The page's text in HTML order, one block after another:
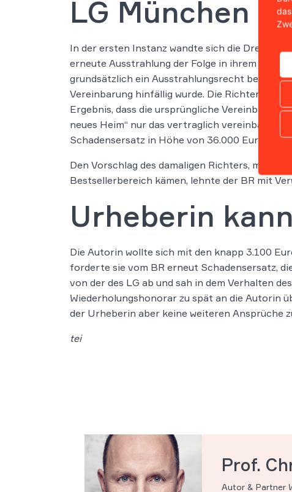
LG München
In der ersten Instanz wandte sich die
erneute Ausstrahlung der Folge in ihrem
grundsätzlich ein Ausstrahlungsrecht
Vereinbarung hinfällig wurde. Die Richter
Ergebnis, dass die ursprüngliche Vereinbarung
neues Heim“ nur das vertraglich vereinbarte
Schadensersatz in Höhe von 36.000 Euro sei
Den Vorschlag des damaligen Richters, man
Bestsellerbereich kämen, lehnte der BR mit
Urheberin
Die Autorin wollte sich mit den knapp 3.100
forderte sie vom BR erneut Schadensersatz,
von der des LG ab und sah in dem Verhalten
Wiederholungshonorar zu spät an die Autorin
der Urheberin aber keine weiteren Ansprüche
tei
Prof.
Autor & Partner